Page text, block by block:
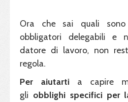
Ora che sai quali sono
obbligatori delegabili e
datore di lavoro, non
regola.
Per
aiutarti a capire
gli obblighi specifici per